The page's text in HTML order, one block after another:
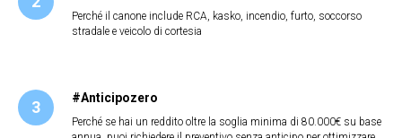
Perché il canone include RCA, kasko, incendio, furto, soccorso
stradale e veicolo di cortesia
#Anticipozero
Perché se hai un reddito oltre la soglia minima di 80.000€ su base